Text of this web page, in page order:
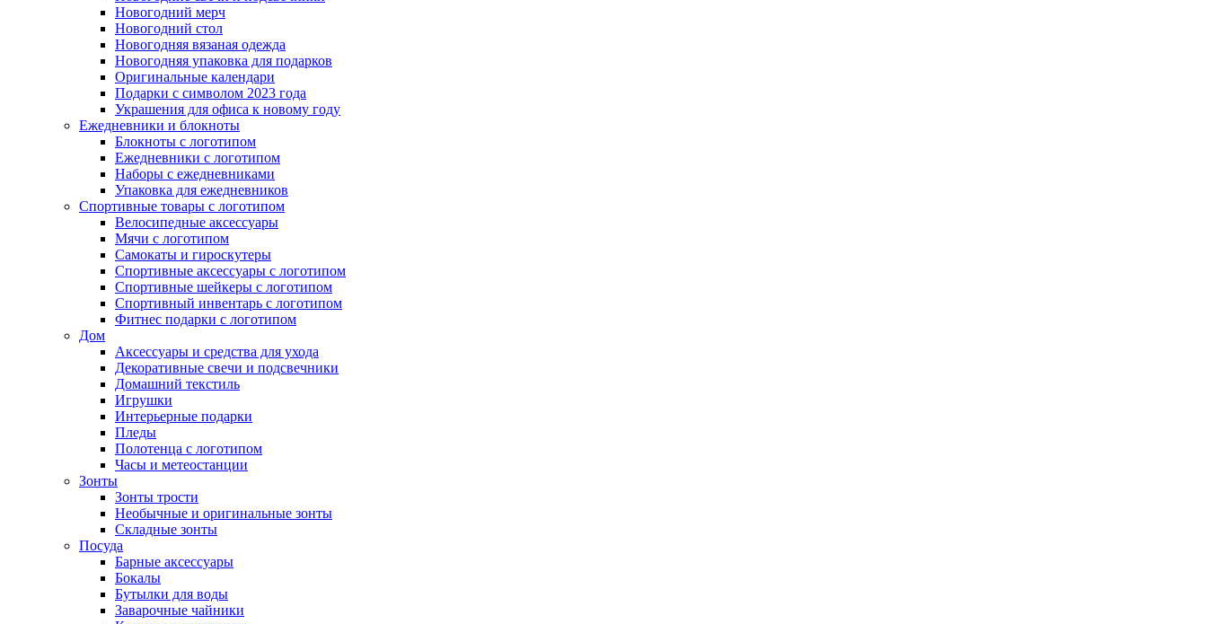
Новогодний мерч
Новогодний стол
Новогодняя вязаная одежда
Новогодняя упаковка для подарков
Оригинальные календари
Подарки с символом 2023 года
Украшения для офиса к новому году
Ежедневники и блокноты
Блокноты с логотипом
Ежедневники с логотипом
Наборы с ежедневниками
Упаковка для ежедневников
Спортивные товары с логотипом
Велосипедные аксессуары
Мячи с логотипом
Самокаты и гироскутеры
Спортивные аксессуары с логотипом
Спортивные шейкеры с логотипом
Спортивный инвентарь с логотипом
Фитнес подарки с логотипом
Дом
Аксессуары и средства для ухода
Декоративные свечи и подсвечники
Домашний текстиль
Игрушки
Интерьерные подарки
Пледы
Полотенца с логотипом
Часы и метеостанции
Зонты
Зонты трости
Необычные и оригинальные зонты
Складные зонты
Посуда
Барные аксессуары
Бокалы
Бутылки для воды
Заварочные чайники